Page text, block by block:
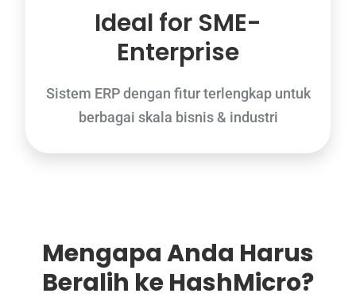
Ideal for SME-
Enterprise
Sistem ERP dengan fitur terlengkap untuk
berbagai skala bisnis & industri
Mengapa Anda Harus
Beralih ke HashMicro?